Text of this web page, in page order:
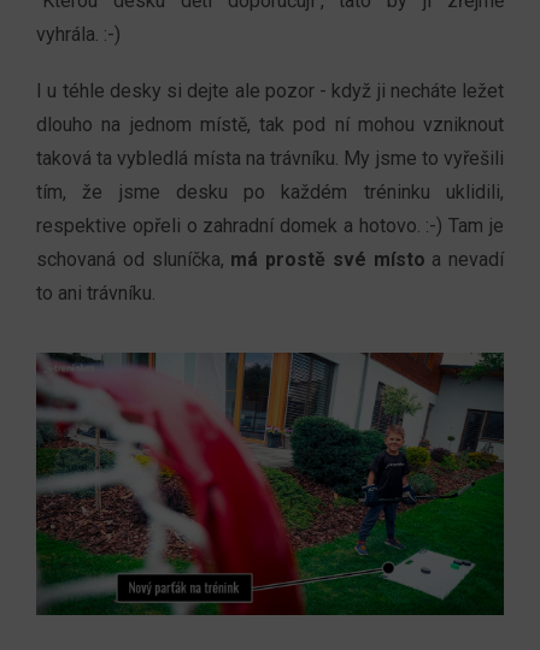
vyhrála. :-)
I u téhle desky si dejte ale pozor - když ji necháte ležet
dlouho na jednom místě, tak pod ní mohou vzniknout
taková ta vybledlá místa na trávníku. My jsme to vyřešili
tím, že jsme desku po každém tréninku uklidili,
respektive opřeli o zahradní domek a hotovo. :-) Tam je
schovaná od sluníčka, má prostě své místo a nevadí
to ani trávníku.